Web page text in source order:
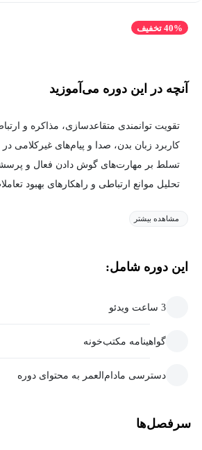
40% تخفیف
آنچه در این دوره می‌آموزید
تقویت توانمندی متقاعدسازی، مذاکره و
کاربرد زبان بدن، صدا و پیام‌های غیرکلامی
تسلط بر مهارت‌های گوش دادن فعال و
تحلیل موانع ارتباطی و راهکارهای بهبود
مشاهده بیشتر
این دوره شامل:
3 ساعت ویدئو
گواهینامه مکتب‌خونه
دسترسی مادام‌العمر به محتوای دوره
سرفصل‌ها